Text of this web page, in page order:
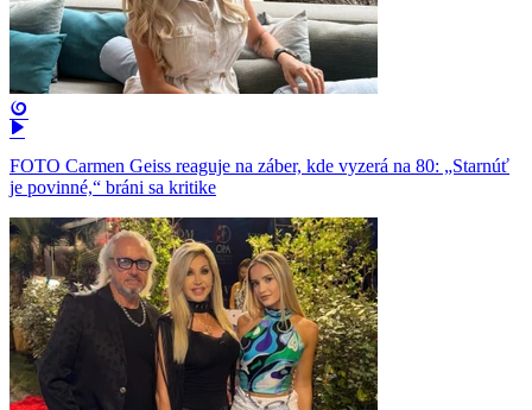
FOTO Carmen Geiss reaguje na záber, kde vyzerá na 80: „Starnúť
je povinné,“ bráni sa kritike